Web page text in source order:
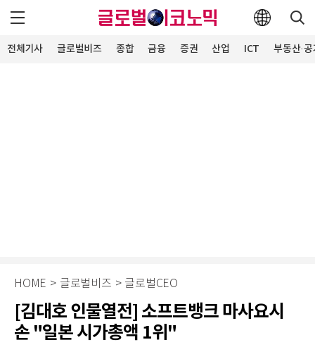
전체기사 글로벌비즈 종합 금융 증권 산업 ICT 부동산·
HOME > 글로벌비즈 > 글로벌CEO
[김대호 인물열전] 소프트뱅크 마사요시
손 "일본 시가총액 1위"